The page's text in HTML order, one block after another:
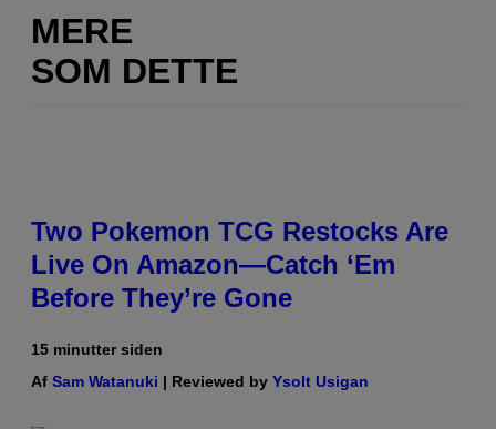
MERE
SOM DETTE
Two Pokemon TCG Restocks Are
Live On Amazon—Catch ‘Em
Before They’re Gone
15 minutter siden
Af Sam Watanuki | Reviewed by Ysolt Usigan